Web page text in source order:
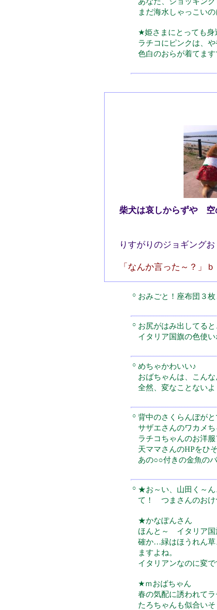
まだ海水しゃっこい
★姫さまにとっても身
ラチコにピンクは、
色白のおらが着てま
柴犬は哀しからずや
りすがりのジョギング
「なんか言った～？
○ おみごと！座布団３
○ お尻がはみ出してる
イタリア国旗の色使
○ めちゃかわいい♪
おばちゃんは、こん
全然、変なことない
○ 背中のさくらんぼが
サザエさんのワカメ
ラチコちゃんのお洋
天ママさんのHPをひ
あの○○付きの金魚の
○ ★お～い、山田く～ん
て！ つまさんのおけ
★かなぽんさん
ほんと～ イタリア国
確か…緑はほうれん草
ますよね。
イタリアンなのに変
★ｍおばちゃん
春の気配に誘われて
たろちゃんも似合い